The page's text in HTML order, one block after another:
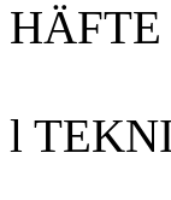
HÄFTE
l